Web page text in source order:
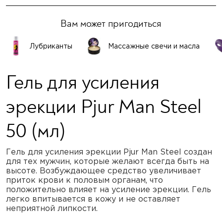
Вам может пригодиться
Лубриканты Массажные свечи и масла
Гель для усиления
эрекции Pjur Man Steel
50 (мл)
Гель для усиления эрекции Pjur Man Steel создан
для тех мужчин, которые желают всегда быть на
высоте. Возбуждающее средство увеличивает
приток крови к половым органам, что
положительно влияет на усиление эрекции. Гель
легко впитывается в кожу и не оставляет
неприятной липкости.